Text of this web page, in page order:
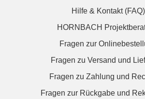
Hilfe & Kontakt (FAQ)
HORNBACH
Fragen zur
Fragen zu Versand und
Fragen zu Zahlung und
Fragen zur Rückgabe und